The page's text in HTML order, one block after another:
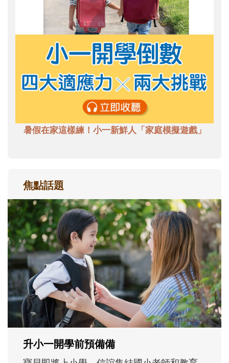
暑假在家這樣練！小一新鮮人「家庭模擬遊戲」
焦點話題
和孩子一起長大的那個男人│讀懂父親的
不同模樣
沒有人天生就擅長當爸爸！男人總是在一次
次「前所未有」的體驗中，跟著孩子一起長
大。從給予安全感的肢體遊戲，到獨立自
主、角色認同及解決問題的能力養成。爸爸
正嘗試用不同的模樣，參與孩子每個重要的